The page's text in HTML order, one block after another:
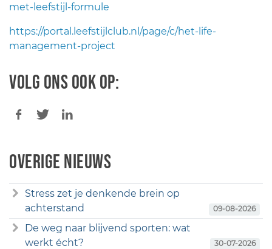
met-leefstijl-formule
https://portal.leefstijlclub.nl/page/c/het-life-
management-project
Volg ons ook op:
Overige nieuws
Stress zet je denkende brein op
achterstand
09-08-2026
De weg naar blijvend sporten: wat
werkt écht?
30-07-2026